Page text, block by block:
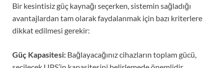
Bir kesintisiz güç kaynağı seçerken, sistemin sağladığı
avantajlardan tam olarak faydalanmak için bazı kriterlere
dikkat edilmesi gerekir:
Güç Kapasitesi: Bağlayacağınız cihazların toplam gücü,